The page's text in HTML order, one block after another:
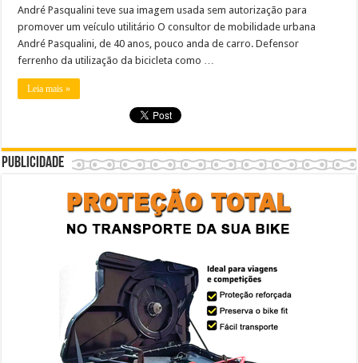
André Pasqualini teve sua imagem usada sem autorização para
promover um veículo utilitário O consultor de mobilidade urbana
André Pasqualini, de 40 anos, pouco anda de carro. Defensor
ferrenho da utilização da bicicleta como …
Leia mais »
Publicidade